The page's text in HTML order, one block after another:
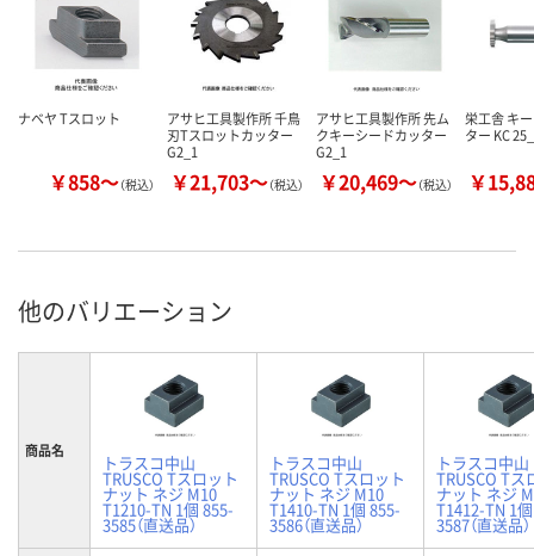
ナベヤ Tスロット
￥858～（税込）
アサヒ工具製作所 千鳥
刃Tスロットカッター
G2_1
￥21,703～（税込）
アサヒ工具製作所 先ム
クキーシードカッター
G2_1
￥20,469～（税込）
栄工舎 キ
ター KC
￥
他のバリエーション
商品名
トラスコ中山
TRUSCO Tスロット
ナット ネジ M10
T1210-TN 1個 855-
3585（直送品）
トラスコ中山
TRUSCO Tスロット
ナット ネジ M10
T1410-TN 1個 855-
3586（直送品）
トラスコ中山
TRUSCO Tス
ナット ネジ
T1412-TN 1
3587（直送品）